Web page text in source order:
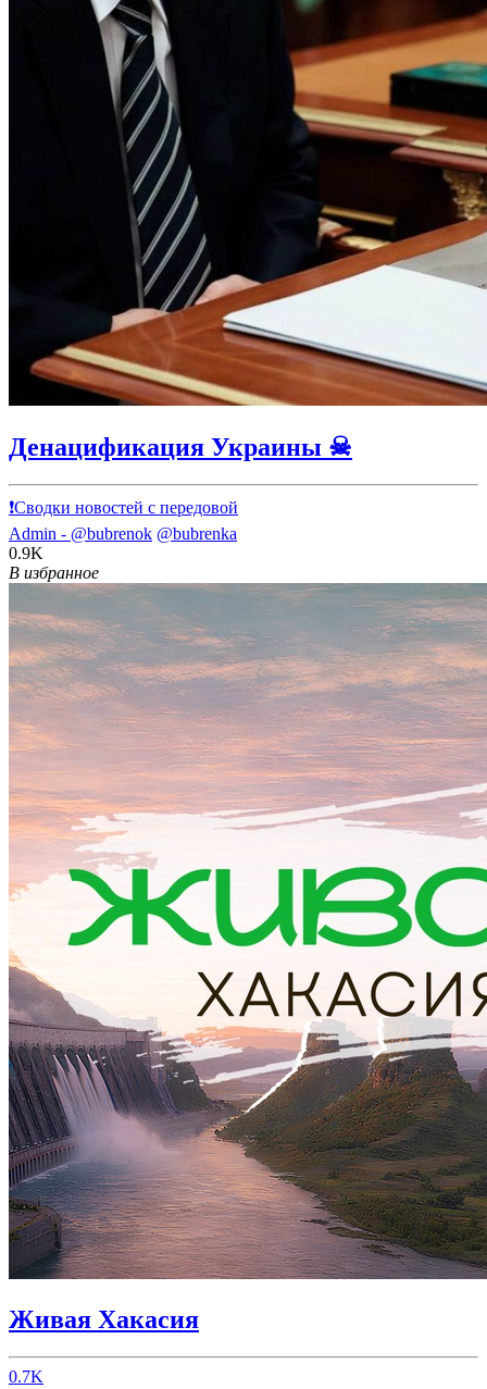
Денацификация Украины ☠
❗️Сводки новостей с передовой
Admin - @bubrenok @bubrenka
0.9K
В избранное
Живая Хакасия
0.7K